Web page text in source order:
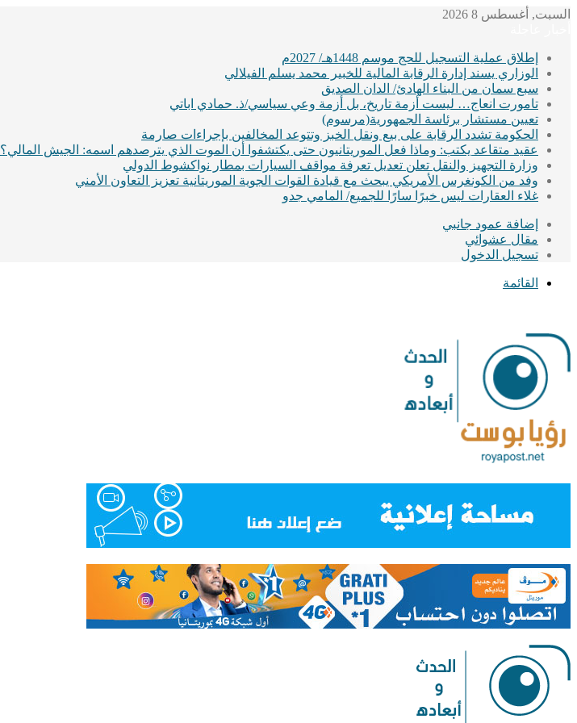
السبت, أغسطس 8 2026
إطلاق عملية التسجيل للحج موسم 1448هـ/ 2027م
الوزاري يسند إدارة الرقابة المالية للخبير محمد يسلم الفيلالي
سبع سمان من البناء الهادئ/ الدان الصديق
تامورت انعاج… ليست أزمة تاريخ، بل أزمة وعي سياسي/ذ. حمادي اباتي
تعيين مستشار برئاسة الجمهورية(مرسوم)
الحكومة تشدد الرقابة على بيع ونقل الخبز وتتوعد المخالفين بإجراءات صارمة
عقيد متقاعد يكتب: وماذا فعل الموريتانيون حتى يكتشفوا أن الموت الذي يترصدهم اسمه: الجيش المالي؟
وزارة التجهيز والنقل تعلن تعديل تعرفة مواقف السيارات بمطار نواكشوط الدولي
وفد من الكونغرس الأمريكي يبحث مع قيادة القوات الجوية الموريتانية تعزيز التعاون الأمني
غلاء العقارات ليس خبرًا سارًا للجميع/ المامي جدو
إضافة عمود جانبي
مقال عشوائي
تسجيل الدخول
القائمة